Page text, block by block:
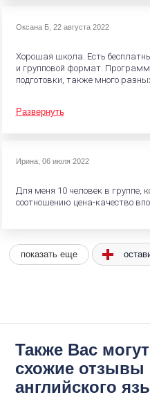
Оксана Б, 22 августа 2022
Хорошая школа. Есть
и групповой формат.
подготовки, также много
Развернуть
Ирина, 06 июля 2022
Для меня 10 человек в группе,
соотношению цена-качество
показать еще
Также Вас
схожие отзывы
английского